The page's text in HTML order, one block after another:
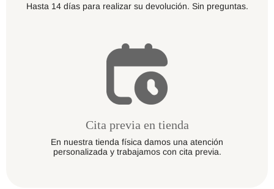
Hasta 14 días para realizar su devolución. Sin preguntas.
Cita previa en tienda
En nuestra tienda física damos una atención
personalizada y trabajamos con cita previa.